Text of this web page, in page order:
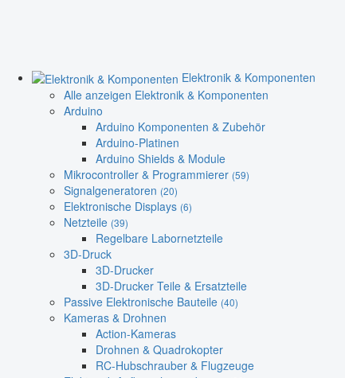
Elektronik & Komponenten
Alle anzeigen Elektronik & Komponenten
Arduino
Arduino Komponenten & Zubehör
Arduino-Platinen
Arduino Shields & Module
Mikrocontroller & Programmierer (59)
Signalgeneratoren (20)
Elektronische Displays (6)
Netzteile (39)
Regelbare Labornetzteile
3D-Druck
3D-Drucker
3D-Drucker Teile & Ersatzteile
Passive Elektronische Bauteile (40)
Kameras & Drohnen
Action-Kameras
Drohnen & Quadrokopter
RC-Hubschrauber & Flugzeuge